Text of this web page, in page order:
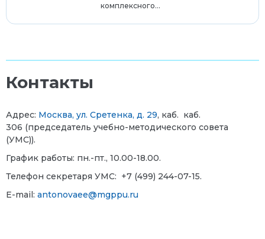
комплексного...
Контакты
Адрес: Москва, ул. Сретенка, д. 29, каб. каб.
306 (председатель учебно-методического совета
(УМС)).
График работы: пн.-пт., 10.00-18.00.
Телефон секретаря УМС: +7 (499) 244-07-15.
E-mail: antonovaee@mgppu.ru